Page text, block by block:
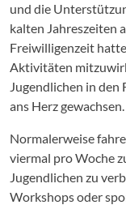
und die
kalten Jahreszeiten
Freiwilligenzeit
Aktivitäten
Jugendlichen in den
ans Herz gewachsen.
Normalerweise
viermal pro Woche
Jugendlichen zu
Workshops oder